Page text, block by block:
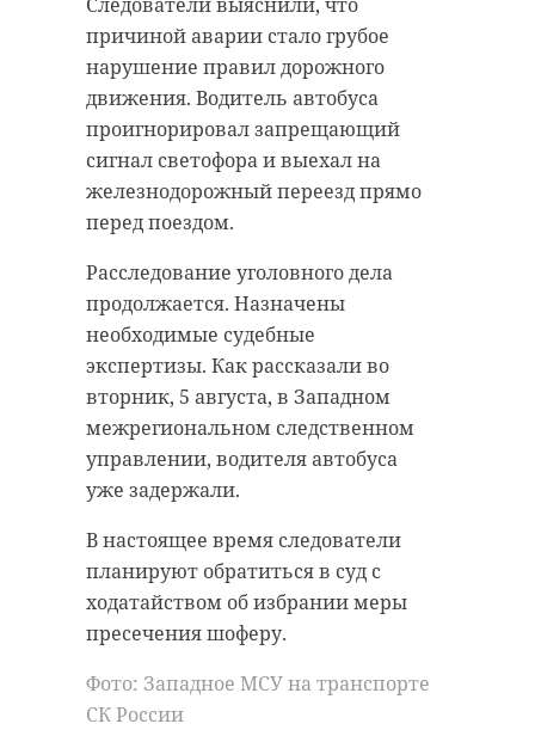
причиной аварии стало грубое
нарушение правил дорожного
движения. Водитель автобуса
проигнорировал запрещающий
сигнал светофора и выехал на
железнодорожный переезд прямо
перед поездом.
Расследование уголовного дела
продолжается. Назначены
необходимые судебные
экспертизы. Как рассказали во
вторник, 5 августа, в Западном
межрегиональном следственном
управлении, водителя автобуса
уже задержали.
В настоящее время следователи
планируют обратиться в суд с
ходатайством об избрании меры
пресечения шоферу.
Фото: Западное МСУ на транспорте
СК России